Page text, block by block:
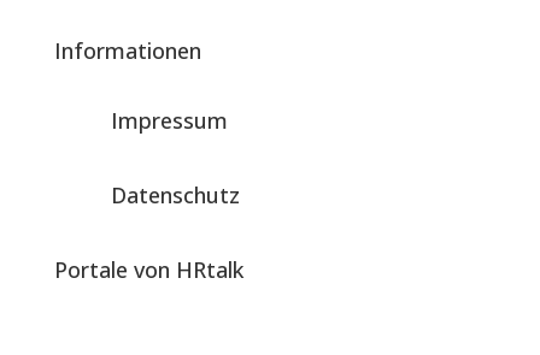
Informationen
Impressum
Datenschutz
Portale von HRtalk